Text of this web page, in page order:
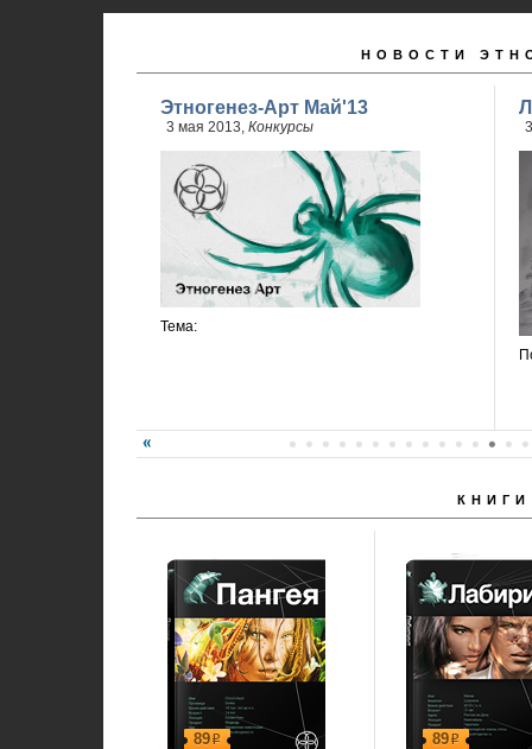
НОВОСТИ
Этногенез-Арт Май'13
3 мая 2013, Конкурсы
Тема:
КНИГИ
89р 89р